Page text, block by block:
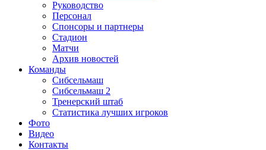
Руководство
Персонал
Спонсоры и партнеры
Стадион
Матчи
Архив новостей
Команды
Сибсельмаш
Сибсельмаш 2
Тренерский штаб
Статистика лучших игроков
Фото
Видео
Контакты